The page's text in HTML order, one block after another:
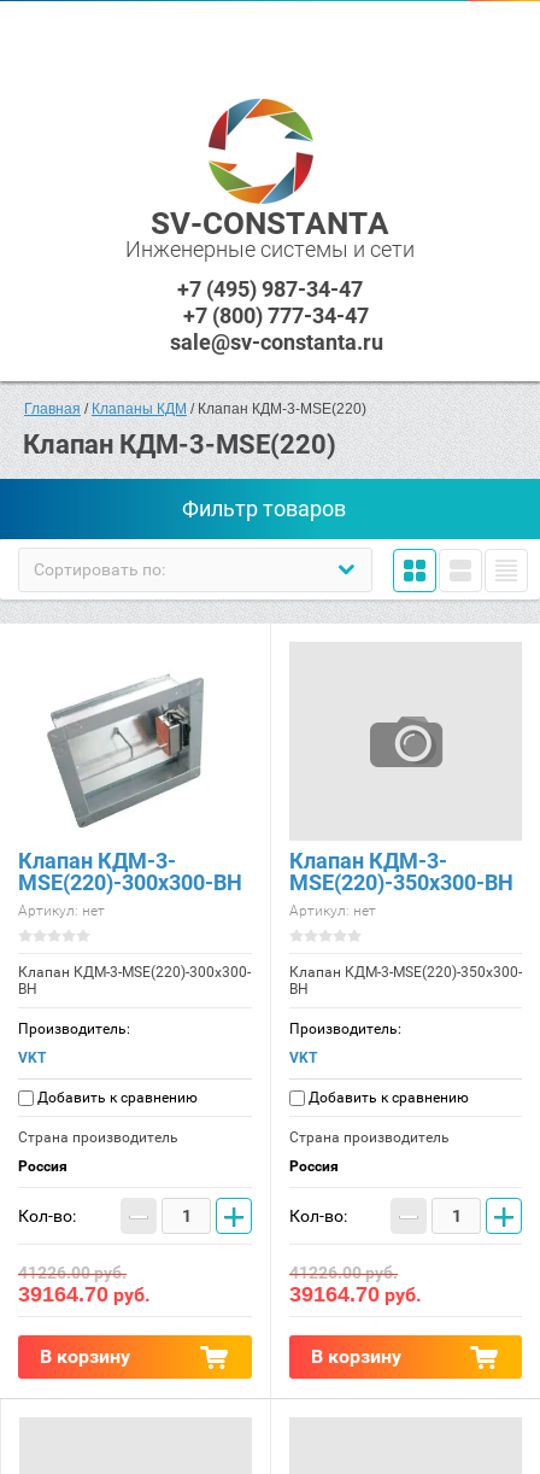
SV-CONSTANTA
Инженерные системы и сети
+7 (495) 987-34-47
+7 (800) 777-34-47
sale@sv-constanta.ru
Главная / Клапаны КДМ / Клапан КДМ-3-МSЕ(220)
Клапан КДМ-3-МSЕ(220)
Фильтр товаров
Сортировать по:
Клапан КДМ-3-
МSE(220)-300x300-ВН
Артикул: нет
Клапан КДМ-3-МSE(220)-300x300-
ВН
Производитель:
VKT
Добавить к сравнению
Страна производитель
Россия
Кол-во: − +
41226.00руб.
39164.70 руб.
В корзину
Клапан КДМ-3-
МSE(220)-350x300-ВН
Артикул: нет
Клапан КДМ-3-МSE(220)-350x300-
ВН
Производитель:
VKT
Добавить к сравнению
Страна производитель
Россия
Кол-во: − +
41226.00руб.
39164.70 руб.
В корзину